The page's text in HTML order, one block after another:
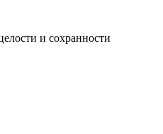
и сохранности